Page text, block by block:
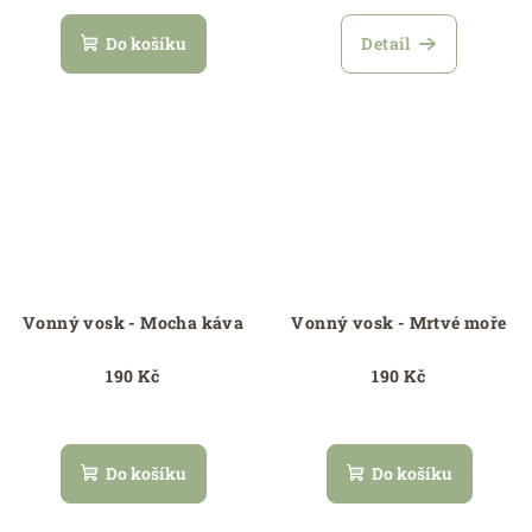
Do košíku Detail
Vonný vosk - Mocha káva
190 Kč
Do košíku
Vonný vosk - Mrtvé moře
190 Kč
Do košíku